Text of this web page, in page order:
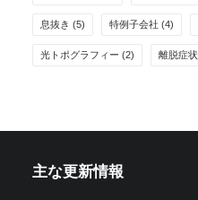
息抜き (5) 特例子会社 (4)
光トポグラフィー (2) 離脱症状
主な更新情報